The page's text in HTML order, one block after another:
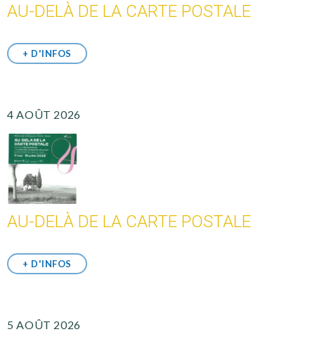
AU-DELÀ DE LA CARTE POSTALE
+ D'INFOS
4 AOÛT 2026
AU-DELÀ DE LA CARTE POSTALE
+ D'INFOS
5 AOÛT 2026